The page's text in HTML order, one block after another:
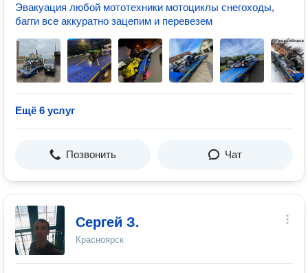
Эвакуация любой мототехники мотоциклы снегоходы,
багги все аккуратно зацепим и перевезем
Ещё 6 услуг
Позвонить Чат
Сергей З.
Красноярск